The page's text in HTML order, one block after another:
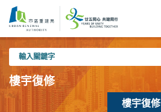
內
入
關
鍵
樓宇復修
樓宇復修